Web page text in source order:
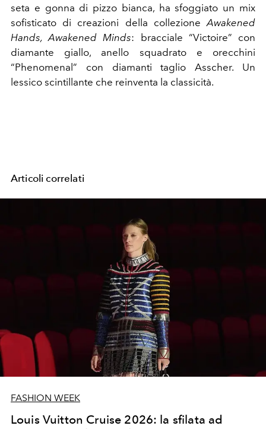
seta e gonna di pizzo bianca, ha sfoggiato un mix
sofisticato di creazioni della collezioneAwakened
Hands, Awakened Minds: bracciale “Victoire” con
diamante giallo, anello squadrato e orecchini
“Phenomenal” con diamanti taglio Asscher. Un
lessico scintillante che reinventa la classicità.
Articoli correlati
FASHION WEEK
Louis Vuitton Cruise 2026: la sfilata ad